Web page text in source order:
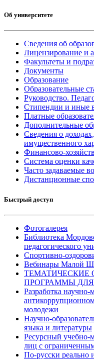
Об университете
Сведения об
Лицензирование и
Факультеты и
Документы
Образование
Образовательные
Руководство.
Стипендии и иные
Платные
Дополнительные
Сведения о
имущественного
Финансово-
Система оценки
Часто задаваемые
Дистанционные
Быстрый доступ
Фотогалерея
Библиотека
педагогического
Спортивно-
Вебинары Малой
ТЕМАТИЧЕСКИЕ
ПРОГРАММЫ ДЛЯ
Разработка научно-
молодежи
Научно-
языка и литературы
Ресурсный учебно-
лиц с
По-русски реально